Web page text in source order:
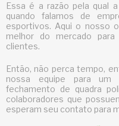
Essa é a razão pela qual
quando falamos de
esportivos. Aqui o nosso
melhor do mercado
clientes.
Então, não perca tempo,
nossa equipe para um
fechamento de quadra
colaboradores que
esperam seu contato para